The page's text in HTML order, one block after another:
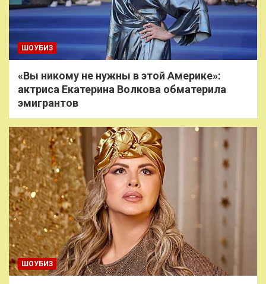
ШОУБИЗ
«Вы никому не нужны в этой Америке»:
актриса Екатерина Волкова обматерила
эмигрантов
ШОУБИЗ